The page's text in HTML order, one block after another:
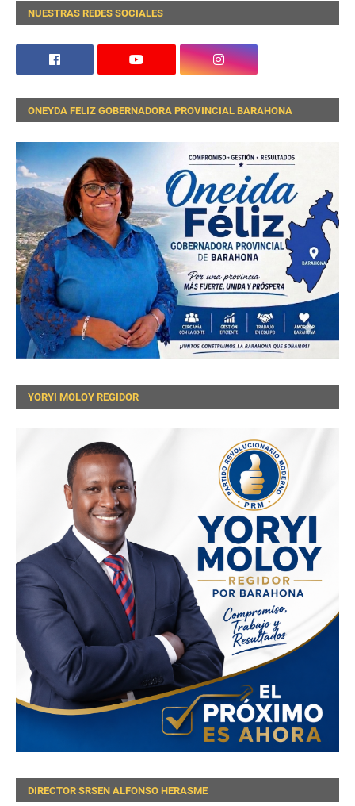
NUESTRAS REDES SOCIALES
ONEYDA FELIZ GOBERNADORA PROVINCIAL BARAHONA
YORYI MOLOY REGIDOR
DIRECTOR SRSEN ALFONSO HERASME